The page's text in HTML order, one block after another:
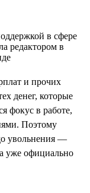
и прочих
денег, которые
фокус в работе,
Поэтому
увольнения —
уже официально